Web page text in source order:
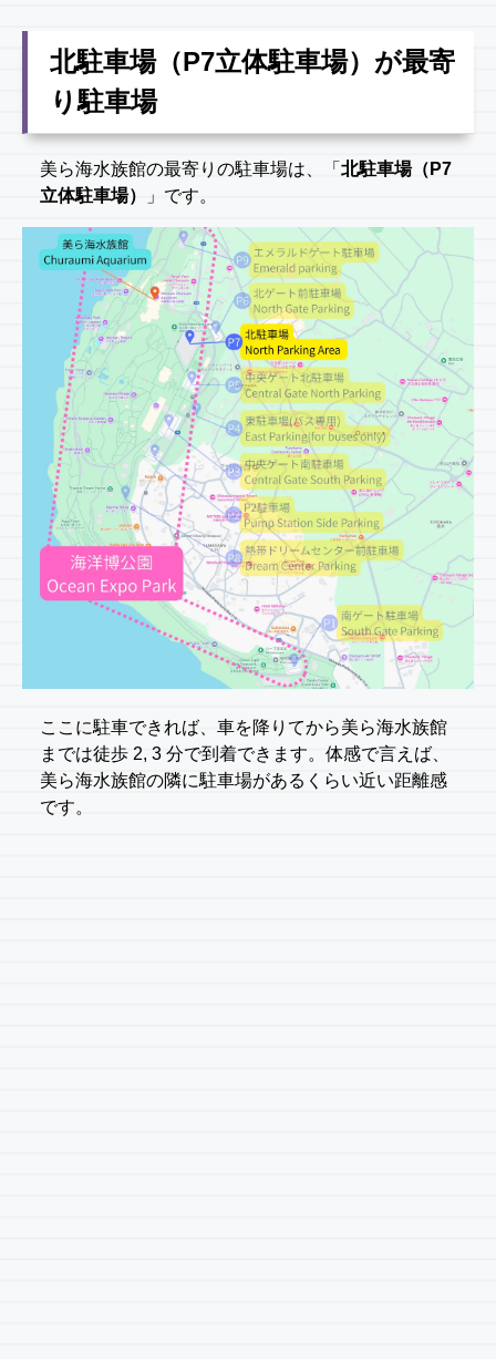
北駐車場（P7立体駐車場）が最寄
り駐車場
美ら海水族館の最寄りの駐車場は、「 北駐車場（P7
立体駐車場）
」です。
ここに駐車できれば、車を降りてから美ら海水族館
までは徒歩 2, 3 分で到着できます。体感で言えば、
美ら海水族館の隣に駐車場があるくらい近い距離感
です。